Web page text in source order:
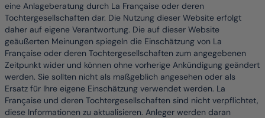
eine Anlageberatung durch La Française oder deren
Tochtergesellschaften dar. Die Nutzung dieser Website erfolgt
daher auf eigene Verantwortung. Die auf dieser Website
geäußerten Meinungen spiegeln die Einschätzung von La
Française oder deren Tochtergesellschaften zum angegebenen
Zeitpunkt wider und können ohne vorherige Ankündigung geändert
werden. Sie sollten nicht als maßgeblich angesehen oder als
Ersatz für Ihre eigene Einschätzung verwendet werden. La
Française und deren Tochtergesellschaften sind nicht verpflichtet,
diese Informationen zu aktualisieren. Anleger werden daran